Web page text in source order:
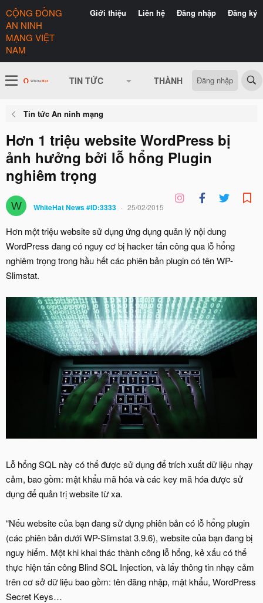
Giới thiệu Liên hệ Đăng nhập Đăng ký
CỘNG ĐỒNG
AN NINH
MẠNG VIỆT
NAM
TIN TỨC THÀNH VIÊN CÓ GÌ
Đăng nhập
Tin tức An ninh mạng
Hơn 1 triệu website WordPress bị
ảnh hưởng bởi lỗ hổng Plugin
nghiêm trọng
W WhiteHat News #ID:3333 25/02/2015
Hơn một triệu website sử dụng ứng dụng quản lý nội dung
WordPress đang có nguy cơ bị hacker tấn công qua lỗ hổng
nghiêm trọng trong hầu hết các phiên bản plugin có tên WP-
Slimstat.
Lỗ hổng SQL này có thể được sử dụng để trích xuất dữ liệu nhạy
cảm, bao gồm: mật khẩu mã hóa và các key mã hóa được sử
dụng để quản trị website từ xa.
“Nếu website của bạn đang sử dụng phiên bản có lỗ hổng plugin
(các phiên bản dưới WP-Slimstat 3.9.6), website của bạn đang bị
nguy hiểm. Một khi khai thác thành công lỗ hổng, kẻ xấu có thể
thực hiện tấn công Blind SQL Injection, và lấy thông tin nhạy cảm
trên cơ sở dữ liệu bao gồm: tên đăng nhập, mật khẩu, WordPress
Secret Keys…